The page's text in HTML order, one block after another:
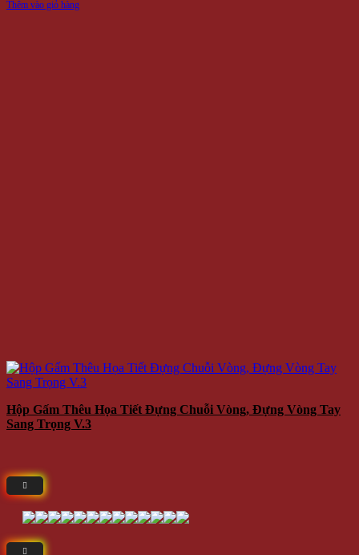
Thêm vào giỏ hàng
Hộp Gấm Thêu Họa Tiết Đựng Chuỗi Vòng, Đựng Vòng Tay
Sang Trọng V.3